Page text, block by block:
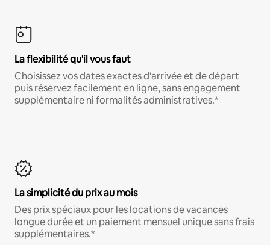
La flexibilité qu'il vous faut
Choisissez vos dates exactes d'arrivée et de départ
puis réservez facilement en ligne, sans engagement
supplémentaire ni formalités administratives.*
La simplicité du prix au mois
Des prix spéciaux pour les locations de vacances
longue durée et un paiement mensuel unique sans frais
supplémentaires.*